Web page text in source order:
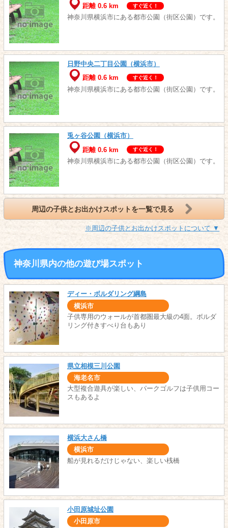
距離 0.6 km
すぐ近く！
神奈川県横浜市にある都市公園（街区公園）です。
日野中央二丁目公園（横浜市）
距離 0.6 km
すぐ近く！
神奈川県横浜市にある都市公園（街区公園）です。
兎ヶ谷公園（横浜市）
距離 0.6 km
すぐ近く！
神奈川県横浜市にある都市公園（街区公園）です。
周辺の子供とお出かけスポットを一覧で見る
※周辺の子供とお出かけスポットについて ▼
神奈川県内の他の遊び場スポット
ディー・ボルダリング綱島
横浜市
子供専用のウォールが首都圏最大級の4面。ボルダ
リング付きすべり台もあり
県立相模三川公園
海老名市
大型複合遊具が楽しい、パークゴルフは子供用コー
スもあるよ
横浜大さん橋
横浜市
船が見れるだけじゃない、楽しい桟橋
小田原城址公園
小田原市